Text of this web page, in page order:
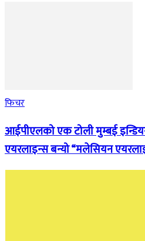
फिचर
आईपीएलको एक टोली मुम्बई
एयरलाइन्स बन्यो “मलेसियन